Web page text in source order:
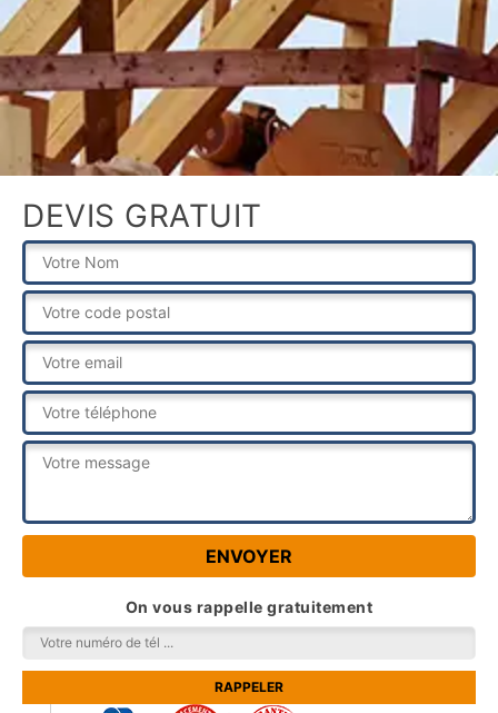
DEVIS GRATUIT
On vous rappelle gratuitement